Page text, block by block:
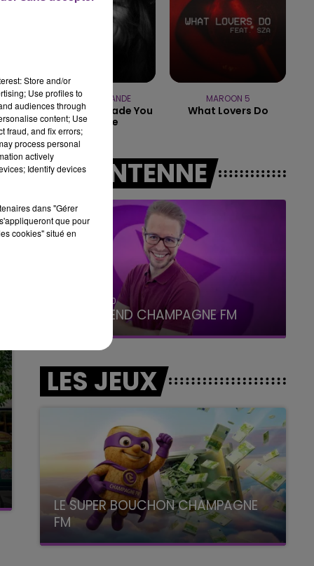
16h00 - 20h00
LE WEEK-END CHAMPAGNE FM
ARIANA GRANDE
Hate That I Made You
Love Me
MAROON 5
What Lovers Do
A L'ANTENNE
LE WEEK-END CHAMPAGNE FM
LES JEUX
LE SUPER BOUCHON CHAMPAGNE
FM
avec La Famille Champagne FM, à 8H10
Store and/or
Use profiles to
audiences through
content; Use
fraud, and fix errors;
process personal
actively
Identify devices
dans "Gérer
que pour
cookies" situé en